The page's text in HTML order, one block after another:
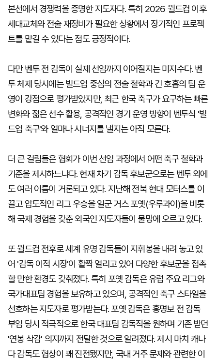
본선에서 경쟁력을 증명한 지도자다. 특히 2026 월드컵 이후
세대교체와 전술 재정비가 필요한 상황에서 장기적인 프로젝
트를 맡길 수 있다는 점도 긍정적이다.
다만 벤투 전 감독이 실제 선임까지 이어질지는 미지수다. 벤
투 체제 당시에는 빌드업 중심의 전술 철학과 긴 호흡의 팀 운
영이 강점으로 평가받았지만, 최근 한국 축구가 요구하는 빠른
변화와 젊은 선수 활용, 공격적인 경기 운영 방향이 벤투식 '빌
드업 축구'와 얼마나 시너지를 낼지는 아직 모른다.
더 큰 걸림돌은 협회가 이번 선임 과정에서 어떤 축구 철학과
기준을 제시하느냐다. 현재 차기 감독 후보군으로는 벤투 외에
도 여러 이름이 거론되고 있다. 지난해 전북 현대 모터스를 이
끌고 압도적인 리그 우승을 일군 거스 포옛(우루과이)을 비롯
해 국제 경험을 갖춘 외국인 지도자들이 물망에 오르고 있다.
또 월드컵 전후로 세계 유명 감독들이 지휘봉을 내려 놓고 있
어 '감독 이적 시장'이 활짝 열리고 있어 다양한 후보군을 접촉
할 만한 환경도 갖춰졌다. 특히 포옛 감독은 유럽 주요 리그와
국가대표팀 경험을 보유하고 있으며, 공격적인 축구 스타일을
선호하는 지도자로 평가받는다. 포옛 감독은 홍명보 전 감독
부임 당시 적극적으로 한국 대표팀 감독직을 원하며 기존 받던
'연봉 삭감' 의지까지 전달한 것으로 알려졌다. 제시 마치 캐나
다 감독도 협상이 꽤 진전됐지만, 국내 거주 문제와 관련한 이